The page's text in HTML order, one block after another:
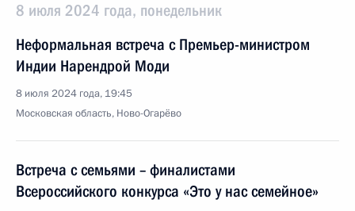
8 июля 2024 года, понедельник
Неформальная встреча с Премьер-министром
Индии Нарендрой Моди
8 июля 2024 года, 19:45
Московская область, Ново-Огарёво
Встреча с семьями – финалистами
Всероссийского конкурса «Это у нас семейное»